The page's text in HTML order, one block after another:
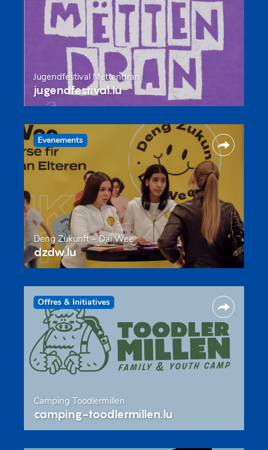
Jugendfestival Mëttendran
jugendfestival.lu
Evenements
Deng Zukunft – Däi Wee
dzdw.lu
Offres & Initiatives
Camping Toodlermillen
camping-toodlermillen.lu